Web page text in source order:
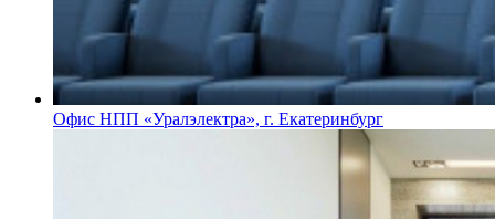
Офис НПП «Уралэлектра», г. Екатеринбург